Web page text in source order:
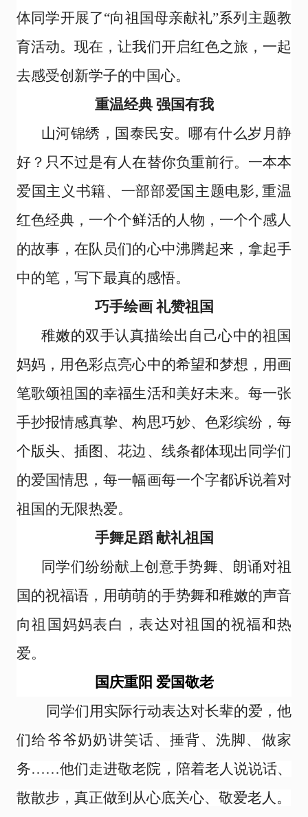
体同学开展了“向祖国母亲献礼”系列主题教
育活动。现在，让我们开启红色之旅，一起
去感受创新学子的中国心。
重温经典 强国有我
山河锦绣，国泰民安。哪有什么岁月静
好？只不过是有人在替你负重前行。一本本
爱国主义书籍、一部部爱国主题电影, 重温
红色经典，一个个鲜活的人物，一个个感人
的故事，在队员们的心中沸腾起来，拿起手
中的笔，写下最真的感悟。
巧手绘画 礼赞祖国
稚嫩的双手认真描绘出自己心中的祖国
妈妈，用色彩点亮心中的希望和梦想，用画
笔歌颂祖国的幸福生活和美好未来。每一张
手抄报情感真挚、构思巧妙、色彩缤纷，每
个版头、插图、花边、线条都体现出同学们
的爱国情思，每一幅画每一个字都诉说着对
祖国的无限热爱。
手舞足蹈 献礼祖国
同学们纷纷献上创意手势舞、朗诵对祖
国的祝福语，用萌萌的手势舞和稚嫩的声音
向祖国妈妈表白，表达对祖国的祝福和热
爱。
国庆重阳 爱国敬老
同学们用实际行动表达对长辈的爱，他
们给爷爷奶奶讲笑话、捶背、洗脚、做家
务……他们走进敬老院，陪着老人说说话、
散散步，真正做到从心底关心、敬爱老人。